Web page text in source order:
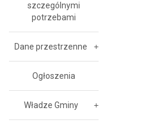
szczególnymi
potrzebami
Dane przestrzenne
Ogłoszenia
Władze Gminy